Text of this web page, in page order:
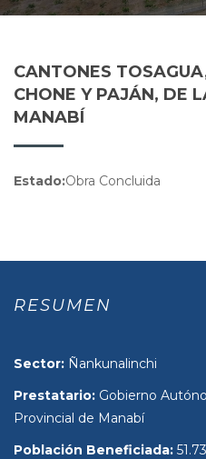
CANTONES
CHONE Y PAJÁN, DE
MANABÍ
Estado:Obra Concluida
RESUMEN
Sector: Ñankunalinchi
Prestatario: Gobierno
Provincial de Manabí
Población Beneficiada: